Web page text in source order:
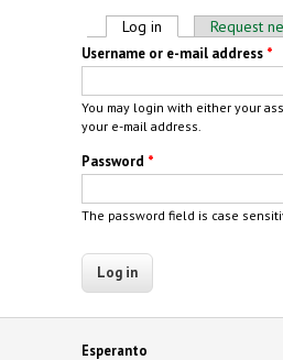
Primary tabs
Log in (active tab)Request
Username or e-mail address *
You may login with either your
your e-mail address.
Password *
The password field is case
Esperanto